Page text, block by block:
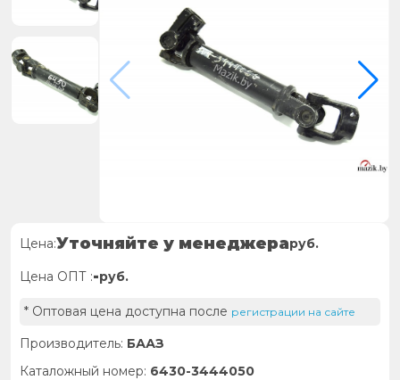
Цена:Уточняйте у менеджераруб.
Цена ОПТ :-руб.
* Оптовая цена доступна после регистрации на сайте
Производитель: БААЗ
Каталожный номер: 6430-3444050